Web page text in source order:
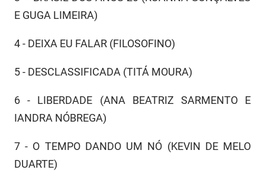
PBGÁS
PB Saúde
Projeto Cooperar
PROCASE
PROCON
E GUGA LIMEIRA)
4 - DEIXA EU FALAR (FILOSOFINO)
5 - DESCLASSIFICADA (TITÁ MOURA)
6 - LIBERDADE (ANA BEATRIZ SARMENTO E
IANDRA NÓBREGA)
7 - O TEMPO DANDO UM NÓ (KEVIN DE MELO
DUARTE)